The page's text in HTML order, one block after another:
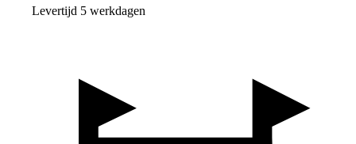
Levertijd 5 werkdagen